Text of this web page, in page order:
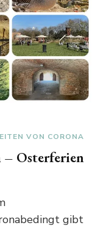
VON CORONA
Osterferien
gibt